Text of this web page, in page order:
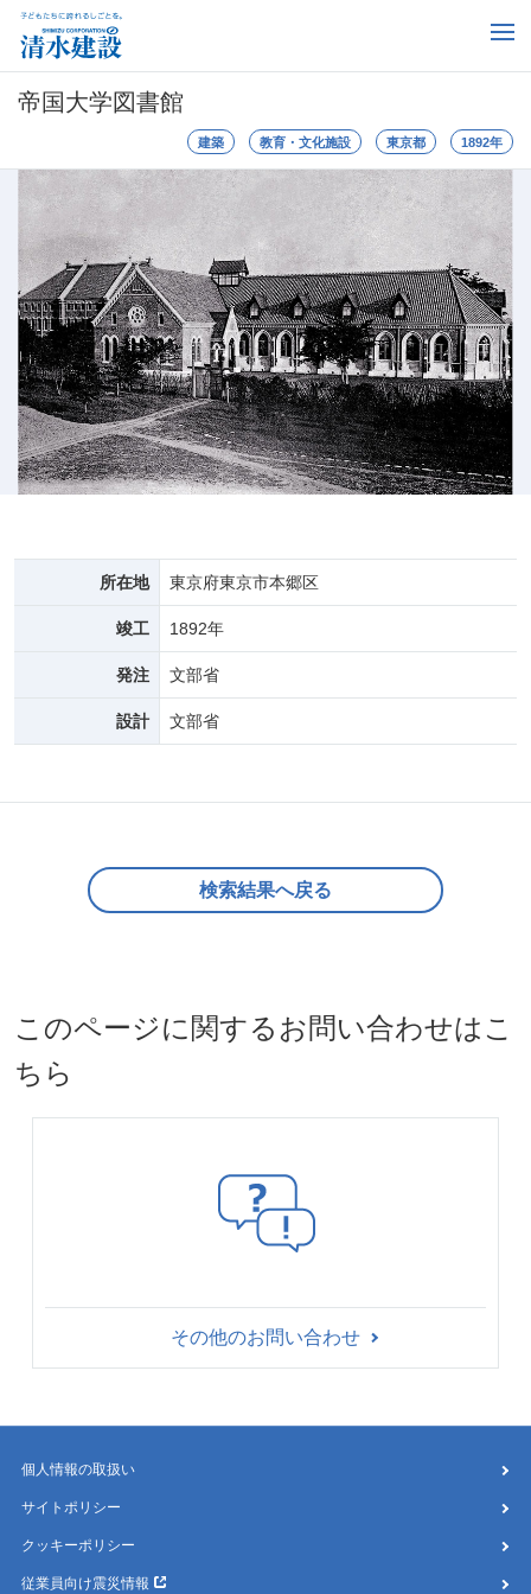
帝国大学図書館
建築 教育・文化施設 東京都 1892年
所在地 東京府東京市本郷区
竣工 1892年
発注 文部省
設計 文部省
検索結果へ戻る
このページに関するお問い合わせはこ
ちら
その他のお問い合わせ
個人情報の取扱い
サイトポリシー
クッキーポリシー
従業員向け震災情報